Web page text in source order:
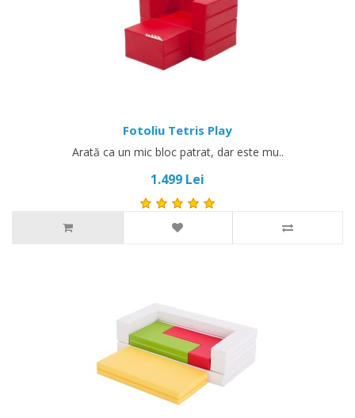
Fotoliu Tetris Play
Arată ca un mic bloc patrat, dar este mu..
1.499 Lei